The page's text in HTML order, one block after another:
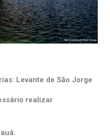
Levante de São Jorge
realizar